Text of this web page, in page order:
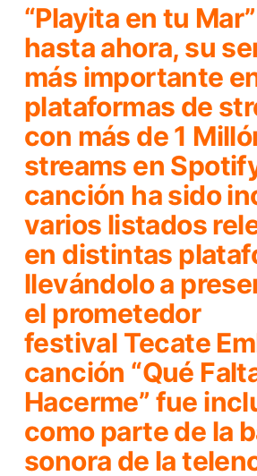
“Playita en tu Mar
hasta ahora, su
más importante
plataformas de
con más de 1
streams en
canción ha sido
varios listados
en distintas
llevándolo a
el prometedor
festival Tecate
canción “Qué
Hacerme” fue
como parte de la
sonora de la